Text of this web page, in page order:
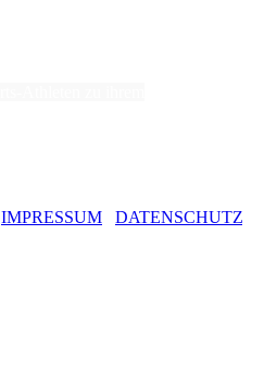
IMPRESSUM DATENSCHUTZ